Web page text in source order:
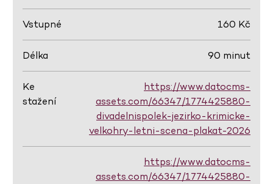
Vstupné 160 Kč
Délka 90 minut
Ke
stažení
https://www.datocms-
assets.com/66347/1774425880-
divadelnispolek-jezirko-krimicke-
velkohry-letni-scena-plakat-2026
https://www.datocms-
assets.com/66347/1774425880-